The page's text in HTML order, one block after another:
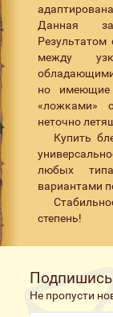
Данная
между
обладающими
но имеющие
«ложками»
неточно
Купить
любых
вариантами
степень!
Не пропусти